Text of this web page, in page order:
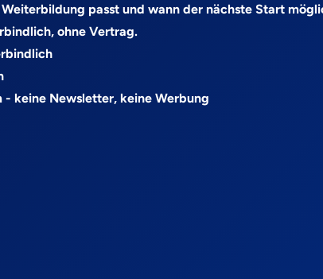
passt und wann der nächste Start
ohne Vertrag.
keine Newsletter, keine Werbung